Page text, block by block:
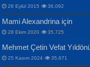
İdrakimle Üşürken...
28 Eylül 2015 36,092
Mami Alexandrina için
28 Ekim 2020 35,725
Mehmet Çetin Vefat
25 Kasım 2024 35,671